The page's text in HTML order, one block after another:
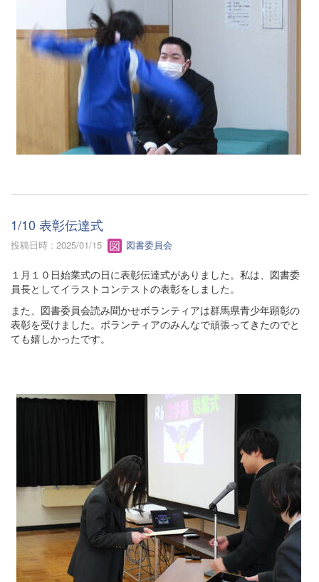
1/10 表彰伝達式
投稿日時 : 2025/01/15 図書委員会
１月１０日始業式の日に表彰伝達式がありました。私は、図書委
員長としてイラストコンテストの表彰をしました。
また、図書委員会読み聞かせボランティアは群馬県青少年顕彰の
表彰を受けました。ボランティアのみんなで頑張ってきたのでと
ても嬉しかったです。